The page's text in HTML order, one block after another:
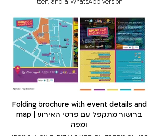
itself, and a WhatsApp version
Folding brochure with event details and
map | ברושור מתקפל עם פרטי האירוע
ומפה